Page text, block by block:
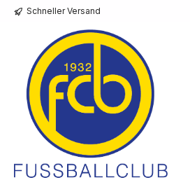
Zur Hauptnavigation
Schneller Versand